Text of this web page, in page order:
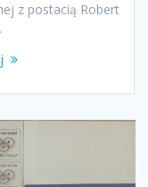
z postacią Robert